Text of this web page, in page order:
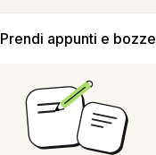
Prendi appunti e bozze